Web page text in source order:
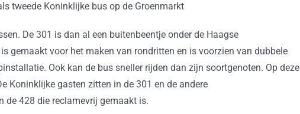
tweede Koninklijke bus op de Groenmarkt
De 301 is dan al een buitenbeentje onder de Haagse
gemaakt voor het maken van rondritten en is voorzien van dubbele
Ook kan de bus sneller rijden dan zijn soortgenoten. Op deze
Koninklijke gasten zitten in de 301 en de andere
de 428 die reclamevrij gemaakt is.